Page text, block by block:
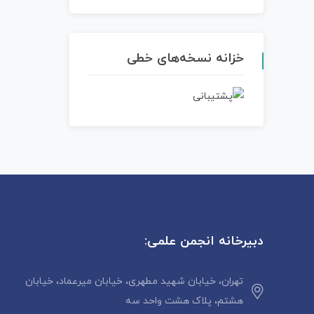
خزانه نسخه‌های خطی
دبیرخانه انجمن علمی:
تهران، خیابان شهید مطهری، خیابان میرعماد، خیابان
هشتم، پلاک هشت واحد سه